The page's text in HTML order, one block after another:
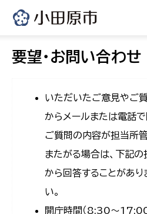
要望・お問い合わせ
いただいたご意見やご
からメールまたは電話
ご質問の内容が担当所
またがる場合は、下記
から回答することがあり
い。
開庁時間（8:30〜17:00